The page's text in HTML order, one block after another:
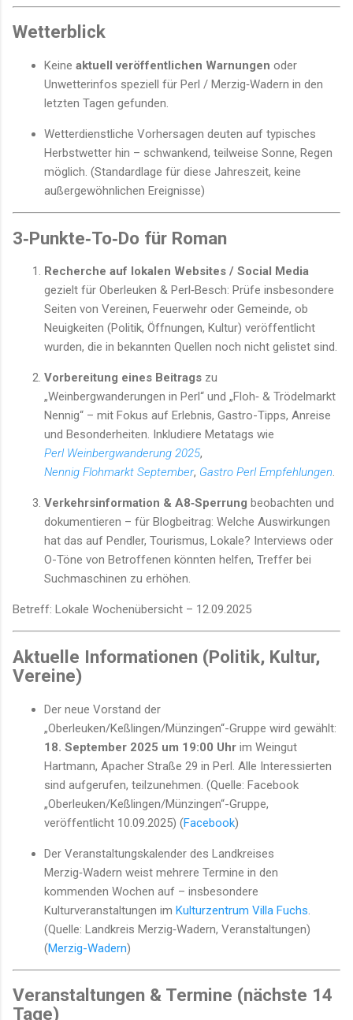
Wetterblick
Keine aktuell veröffentlichen Warnungen oder
Unwetterinfos speziell für Perl / Merzig‑Wadern in den
letzten Tagen gefunden.
Wetterdienstliche Vorhersagen deuten auf typisches
Herbstwetter hin – schwankend, teilweise Sonne, Regen
möglich. (Standardlage für diese Jahreszeit, keine
außergewöhnlichen Ereignisse)
3‑Punkte‑To‑Do für Roman
Recherche auf lokalen Websites / Social Media
gezielt für Oberleuken & Perl‑Besch: Prüfe insbesondere
Seiten von Vereinen, Feuerwehr oder Gemeinde, ob
Neuigkeiten (Politik, Öffnungen, Kultur) veröffentlicht
wurden, die in bekannten Quellen noch nicht gelistet sind.
Vorbereitung eines Beitrags zu
„Weinbergwanderungen in Perl“ und „Floh‑ & Trödelmarkt
Nennig“ – mit Fokus auf Erlebnis, Gastro-Tipps, Anreise
und Besonderheiten. Inkludiere Metatags wie
Perl Weinbergwanderung 2025,
Nennig Flohmarkt September, Gastro Perl Empfehlungen.
Verkehrsinformation & A8‑Sperrung beobachten und
dokumentieren – für Blogbeitrag: Welche Auswirkungen
hat das auf Pendler, Tourismus, Lokale? Interviews oder
O-Töne von Betroffenen könnten helfen, Treffer bei
Suchmaschinen zu erhöhen.
Betreff: Lokale Wochenübersicht – 12.09.2025
Aktuelle Informationen (Politik, Kultur,
Vereine)
Der neue Vorstand der
„Oberleuken/Keßlingen/Münzingen“-Gruppe wird gewählt:
18. September 2025 um 19:00 Uhr im Weingut
Hartmann, Apacher Straße 29 in Perl. Alle Interessierten
sind aufgerufen, teilzunehmen. (Quelle: Facebook
„Oberleuken/Keßlingen/Münzingen“-Gruppe,
veröffentlicht 10.09.2025) (Facebook)
Der Veranstaltungskalender des Landkreises
Merzig‑Wadern weist mehrere Termine in den
kommenden Wochen auf – insbesondere
Kulturveranstaltungen im Kulturzentrum Villa Fuchs.
(Quelle: Landkreis Merzig‑Wadern, Veranstaltungen)
(Merzig-Wadern)
Veranstaltungen & Termine (nächste 14
Tage)